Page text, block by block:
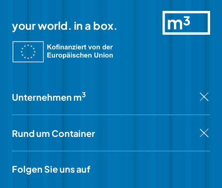
your world. in a box.
Unternehmen m3
Rund um Container
Folgen Sie uns auf